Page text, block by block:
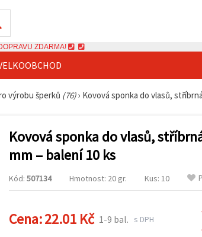
ZDARMA!
výrobu šperků (76)› Kovová sponka do vlasů,
Kovová sponka do vlasů,
mm – balení 10 ks
Kód: 507134 Hmotnost: 20 gr. Kus: 10
Cena:22.01 Kč 1-9 bal. s DPH